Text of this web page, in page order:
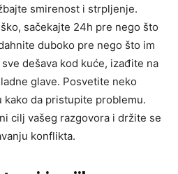
smirenost i strpljenje.
sačekajte 24h pre nego što
duboko pre nego što im
dešava kod kuće, izađite na
glave. Posvetite neko
da pristupite problemu.
cilj vašeg razgovora i držite se
konflikta.